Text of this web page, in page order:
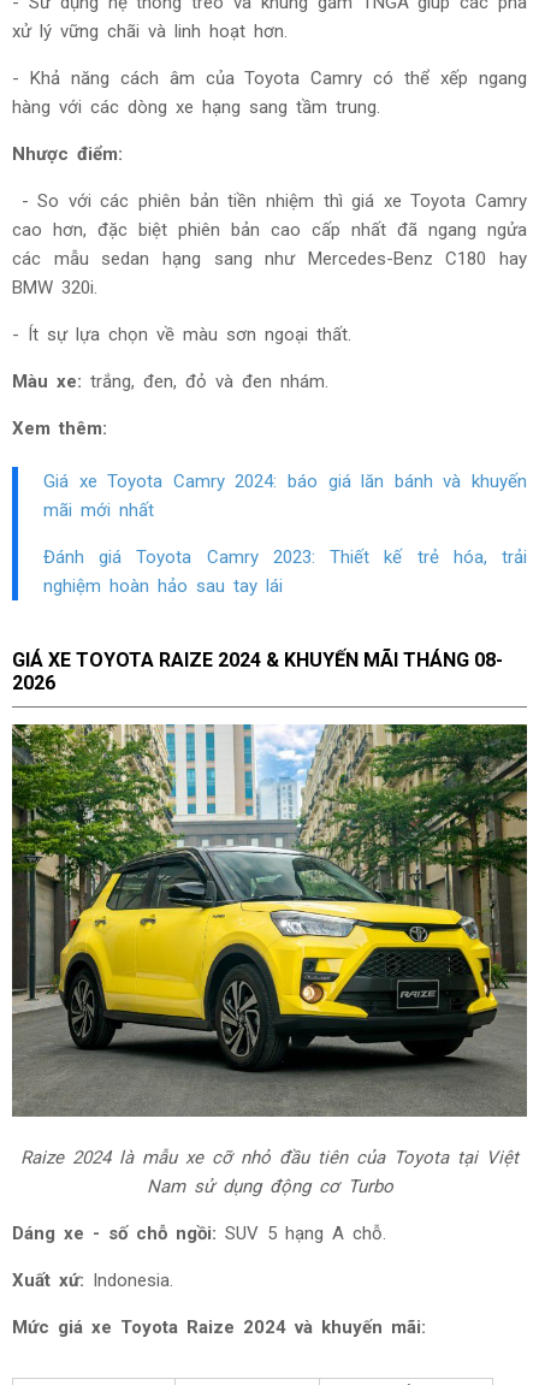
xử lý vững chãi và linh hoạt hơn.
- Khả năng cách âm của Toyota Camry có thể xếp ngang
hàng với các dòng xe hạng sang tầm trung.
Nhược điểm:
- So với các phiên bản tiền nhiệm thì giá xe Toyota Camry
cao hơn, đặc biệt phiên bản cao cấp nhất đã ngang ngửa
các mẫu sedan hạng sang như Mercedes-Benz C180 hay
BMW 320i.
- Ít sự lựa chọn về màu sơn ngoại thất.
Màu xe: trắng, đen, đỏ và đen nhám.
Xem thêm:
Giá xe Toyota Camry 2024: báo giá lăn bánh và khuyến
mãi mới nhất
Đánh giá Toyota Camry 2023: Thiết kế trẻ hóa, trải
nghiệm hoàn hảo sau tay lái
GIÁ XE TOYOTA RAIZE 2024 & KHUYẾN MÃI THÁNG 08-
2026
Raize 2024 là mẫu xe cỡ nhỏ đầu tiên của Toyota tại Việt
Nam sử dụng động cơ Turbo
Dáng xe - số chỗ ngồi: SUV 5 hạng A chỗ.
Xuất xứ: Indonesia.
Mức giá xe Toyota Raize 2024 và khuyến mãi: